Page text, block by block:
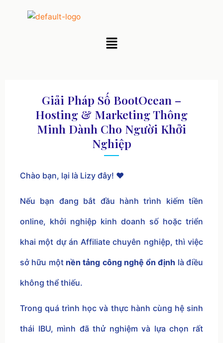
Menu
Giải Pháp Số BootOcean –
Hosting & Marketing Thông
Minh Dành Cho Người Khởi
Nghiệp
Chào bạn, lại là Lizy đây! ❤️
Nếu bạn đang bắt đầu hành trình kiếm tiền
online, khởi nghiệp kinh doanh số hoặc triển
khai một dự án Affiliate chuyên nghiệp, thì việc
sở hữu mộtnền tảng công nghệ ổn định là điều
không thể thiếu.
Trong quá trình học và thực hành cùng hệ sinh
thái IBU, mình đã thử nghiệm và lựa chọn rất